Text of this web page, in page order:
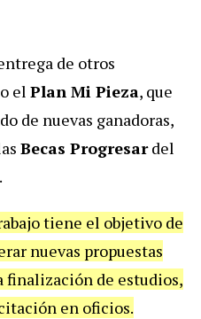
de otros
el Plan Mi Pieza, que
de nuevas ganadoras,
Becas Progresardel
tiene el objetivo de
nuevas propuestas
finalización de estudios,
en oficios.